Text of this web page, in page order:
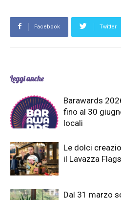
Facebook Twitter
Leggi anche
Barawards
fino al 30
locali
Le dolci
il Lavazza
Dal 31 marzo